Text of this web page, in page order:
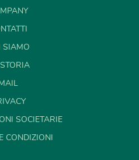
SIAMO
SOCIETARIE
CONDIZIONI